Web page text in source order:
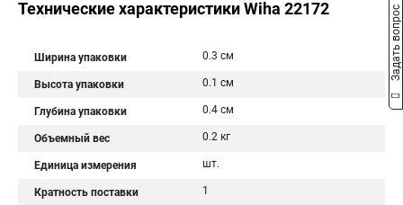
Технические характеристики Wiha 22172
Ширина упаковки 0.3 см
Высота упаковки 0.1 см
Глубина упаковки 0.4 см
Объемный вес 0.2 кг
Единица измерения шт.
Кратность поставки 1
Задать вопрос